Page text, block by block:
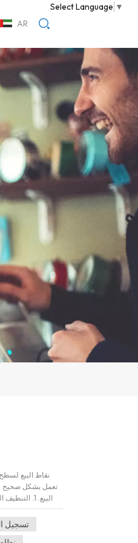
Select Language ▼
AR
نقاط البيع
تعمل بشكل صحيح
البيع. 1.
نظافتها
الإفراط في
تسجيل